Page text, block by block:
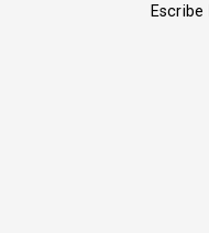
Escribe